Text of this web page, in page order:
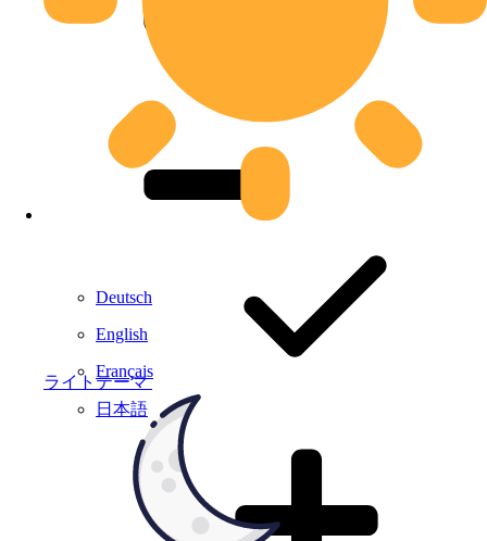
ライトテーマ
Deutsch
English
Français
日本語